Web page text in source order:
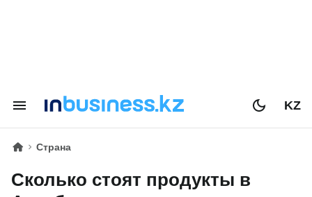
KZ
Страна
Сколько стоят продукты в